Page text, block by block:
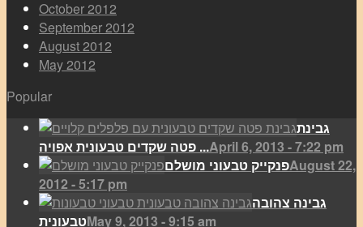
October 2012
September 2012
August 2012
May 2012
Popular
גבינת
פטה שקדים טבעונית אפויה ...April 6, 2013 - 7:22 pm
פנקייק טבעוני מושלםAugust 22,
2012 - 5:17 pm
גבינה צהובה
טבעוניתMay 9, 2013 - 9:15 am